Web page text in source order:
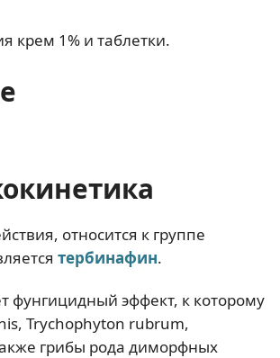
крем 1% и таблетки.
относится к группе
тербинафин.
фунгицидный эффект, к которому
Trychophyton rubrum,
грибы рода диморфных